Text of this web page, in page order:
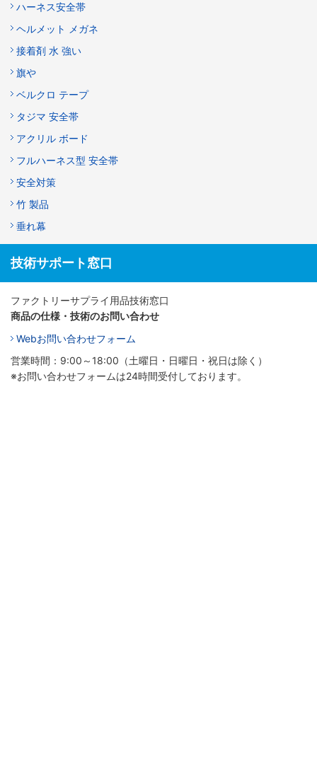
ハーネス安全帯
ヘルメット メガネ
接着剤 水 強い
旗や
ベルクロ テープ
タジマ 安全帯
アクリル ボード
フルハーネス型 安全帯
安全対策
竹 製品
垂れ幕
技術サポート窓口
ファクトリーサプライ用品技術窓口
商品の仕様・技術のお問い合わせ
Webお問い合わせフォーム
営業時間：9:00～18:00（土曜日・日曜日・祝日は除く）
※お問い合わせフォームは24時間受付しております。